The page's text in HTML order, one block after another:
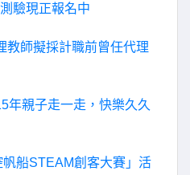
驗現正報名中
教師擬採計職前曾任代理
年親子走一走，快樂久久
帆船STEAM創客大賽」活